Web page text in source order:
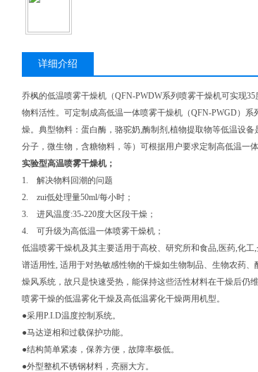
详细介绍
乔枫的低温喷雾干燥机（QFN-PWDW系列喷雾干燥机可实现
物料活性。可定制成高低温一体喷雾干燥机（QFN-PWGD）
燥。典型物料：蛋白酶，骆驼奶,酶制剂,植物提取物等低温设
分子，微生物，含糖物料，等）可根据用户要求定制高低温一
实验型高温喷雾干燥机；
1. 解决物料回潮的问题
2. zui低处理量50ml/每小时；
3. 进风温度:35-220度大区段干燥；
4. 可升级为高低温一体喷雾干燥机；
低温喷雾干燥机及其主要适用于高校、研究所和食品,医药,化
谱适用性, 适用于对热敏感性物的干燥如生物制品、生物农药
燥风系统，故只是快速受热，能保持这些活性材料在干燥后仍
喷雾干燥的低温雾化干燥及高低温雾化干燥两用机型。
●采用P.I.D温度控制系统。
●马达逆相和过载保护功能。
●结构简单紧凑，保养方便，故障率极低。
●外型整机不锈钢材料，亮丽大方。